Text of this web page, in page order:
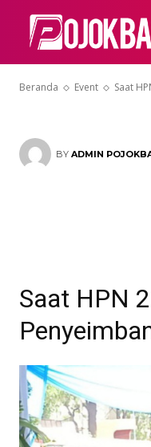
Beranda Event Saat
BY ADMIN
Saat HPN